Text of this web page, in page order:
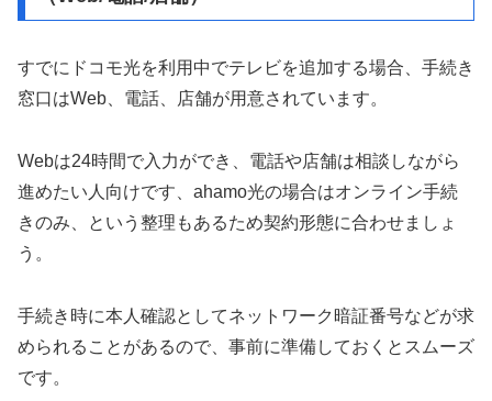
すでにドコモ光を利用中でテレビを追加する場合、手続き
窓口はWeb、電話、店舗が用意されています。
Webは24時間で入力ができ、電話や店舗は相談しながら
進めたい人向けです、ahamo光の場合はオンライン手続
きのみ、という整理もあるため契約形態に合わせましょ
う。
手続き時に本人確認としてネットワーク暗証番号などが求
められることがあるので、事前に準備しておくとスムーズ
です。